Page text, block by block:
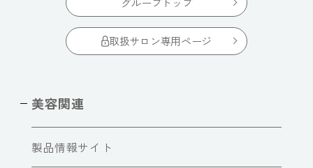
取扱サロン専用ページ
美容関連
製品情報サイト